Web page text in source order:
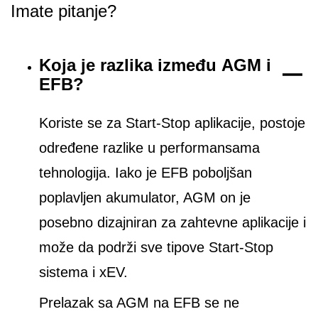
Imate pitanje?
Koja je razlika između AGM i
EFB?
Koriste se za Start-Stop aplikacije, postoje
određene razlike u performansama
tehnologija. Iako je EFB poboljšan
poplavljen akumulator, AGM on je
posebno dizajniran za zahtevne aplikacije i
može da podrži sve tipove Start-Stop
sistema i xEV.
Prelazak sa AGM na EFB se ne